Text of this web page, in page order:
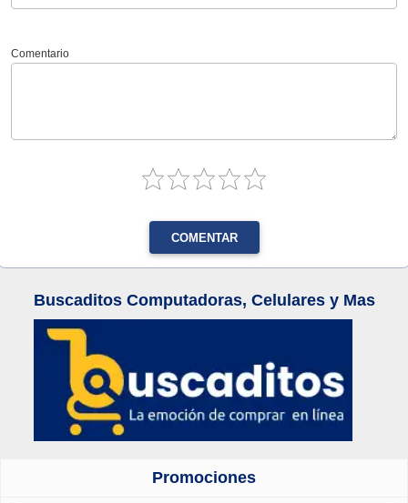
Comentario
COMENTAR
Buscaditos Computadoras, Celulares y Mas
Promociones